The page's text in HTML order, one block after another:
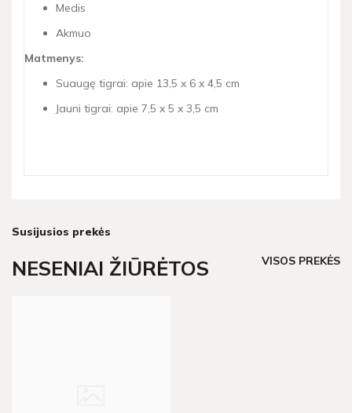
Medis
Akmuo
Matmenys:
Suaugę tigrai: apie 13,5 x 6 x 4,5 cm
Jauni tigrai: apie 7,5 x 5 x 3,5 cm
Susijusios prekės
NESENIAI ŽIŪRĖTOS VISOS PREKĖS